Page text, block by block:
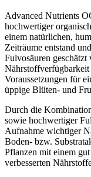
Advanced Nutrients
hochwertiger
einem natürlichen,
Zeiträume entstand
Fulvosäuren
Voraussetzungen für
üppige Blüten- und
Durch die
sowie hochwertiger
Aufnahme wichtiger
Boden- bzw.
Pflanzen mit einem
verbesserten